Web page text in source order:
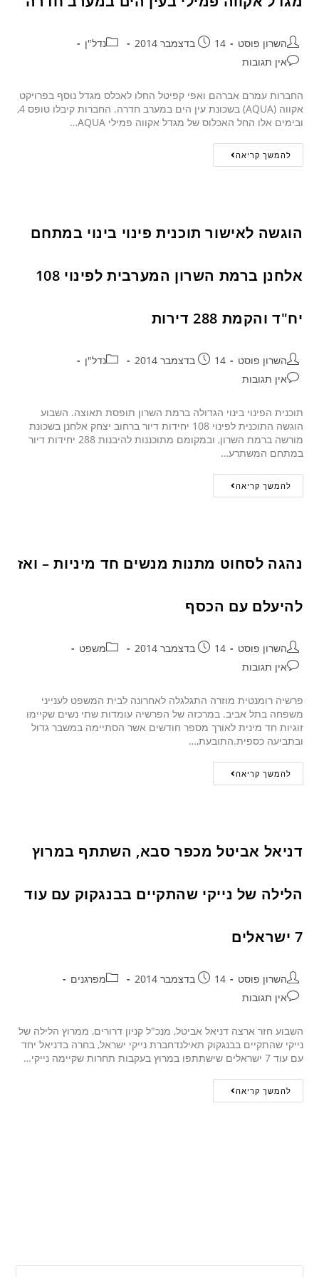
השרון פוסט 14 בדצמבר 2014
נדל"ן
אין תגובות
החברות עמרם אברהם ואפי קפיטל החלו לאכלס מגדל נוסף בפרויקט
אקווה (AQUA) בשכונת עין הים במערב חדרה. החברות קיבלו טופס 4,
ובימים אלו החל האכלוס של מגדל אקווה פמילי AQUA…
להמשך קריאה
הוגשה לאישור תוכנית פינוי בינוי במתחם
אלחנן ברמת השרון המערבית לפינוי 108
יח"ד והקמת 288 דירות
השרון פוסט 14 בדצמבר 2014
נדל"ן
אין תגובות
תוכנית הפינוי בינוי הגדולה ברמת השרון תופסת תאוצה. השבוע
הוגשה התוכנית לפינוי 108 יחידות דיור ברחוב יצחק אלחנן בשכונת
מורשה ברמת השרון, ובמקומם מתוכננות להיבנות 288 יחידות דיור
במתחם המשתרע…
להמשך קריאה
נהגה לסחוט מתנות מנשים חד מיניות – ואז
להיעלם עם הכסף
השרון פוסט 14 בדצמבר 2014
משפט
אין תגובות
פרשיה רומנטית מוזרה התגלגלה לאחרונה לבית המשפט לענייני
משפחה בתל אביב. במרכזה של הפרשיה עומדות שתי נשים שקיימו
זוגיות חד מינית לאורך מספר חודשים אשר הסתיימה במשבר גדול
ובתביעה כספית.התובעת,…
להמשך קריאה
דניאל אביטל מכפר סבא, השתתף במרוץ
הלילה של נייקי שהתקיים בבנגקוק עם עוד
7 ישראלים
השרון פוסט 14 בדצמבר 2014
מפרגנים
אין תגובות
השבוע חזר ארצה דניאל אביטל, מנכ"ל קניון דרורים, ממרוץ הלילה של
נייקי שהתקיים בבנגקוק תאילנדחברת נייקי ישראל, בחרה בדניאל יחד
עם עוד 7 ישראלים שישתתפו במרוץ בעקבות תחרות שקיימה נייקי…
להמשך קריאה